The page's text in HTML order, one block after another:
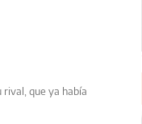
que ya había